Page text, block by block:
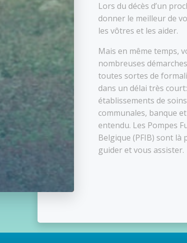
Lors du décès d’un
donner le meilleur de
les vôtres et les aider.
Mais en même temps,
nombreuses
toutes sortes de
dans un délai très
établissements de
communales, banque
entendu. Les Pompes
Belgique (PFIB) sont là
guider et vous assister.